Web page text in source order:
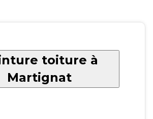
toiture à
Martignat